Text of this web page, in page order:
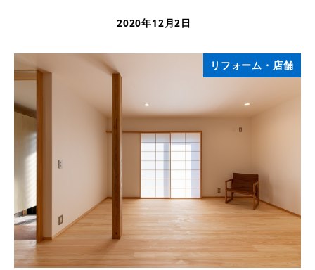
更新日
2020年12月2日
リフォーム・店舗